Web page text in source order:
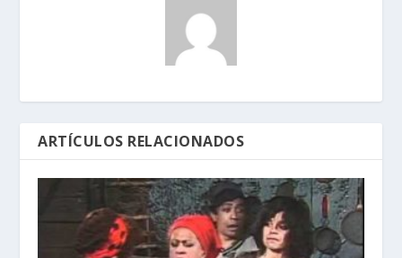
ARTÍCULOS RELACIONADOS